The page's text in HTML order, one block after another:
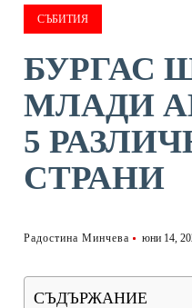
СЪБИТИЯ
БУРГАС
МЛАДИ
5
СТРАНИ
Радостина Минчева юни 14,
СЪДЪРЖАНИЕ